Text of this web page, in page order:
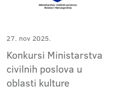
27. nov 2025.
Konkursi Ministarstva
civilnih poslova u
oblasti kulture